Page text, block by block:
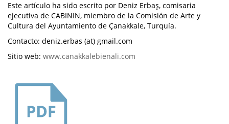
Este artículo ha sido escrito por Deniz Erbaş, comisaria
ejecutiva de CABININ, miembro de la Comisión de Arte y
Cultura del Ayuntamiento de Çanakkale, Turquía.
Contacto: deniz.erbas (at) gmail.com
Sitio web: www.canakkalebienali.com